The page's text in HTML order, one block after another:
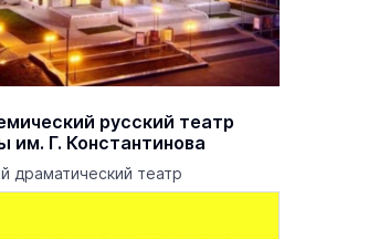
русский театр
им. Г. Константинова
драматический театр